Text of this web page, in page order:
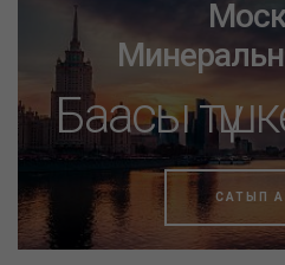
Баасы
САТЫП